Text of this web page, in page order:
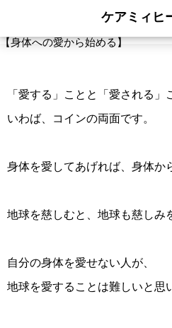
ケアミィヒ
【身体への愛から始める】
「愛する」ことと「愛される」
いわば、コインの両面です。
身体を愛してあげれば、身体か
地球を慈しむと、地球も慈しみ
自分の身体を愛せない人が、
地球を愛することは難しいと思